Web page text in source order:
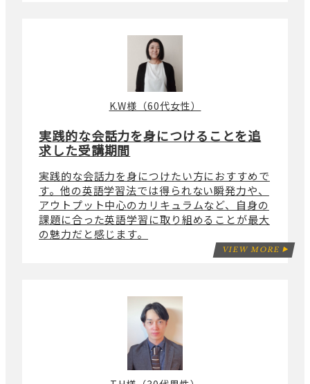
実践的な会話力を身につけることを追
求した受講期間
K.W様（60代女性）
実践的な会話力を身につけたい方におすすめで
す。他の英語学習法では得られない瞬発力や、
アウトプット中心のカリキュラムなど、自身の
課題に合った英語学習に取り組めることが最大
の魅力だと感じます。
VIEW MORE